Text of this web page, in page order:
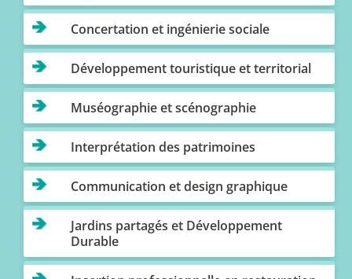
Concertation et ingénierie sociale
Développement touristique et territorial
Muséographie et scénographie
Interprétation des patrimoines
Communication et design graphique
Jardins partagés et Développement
Durable